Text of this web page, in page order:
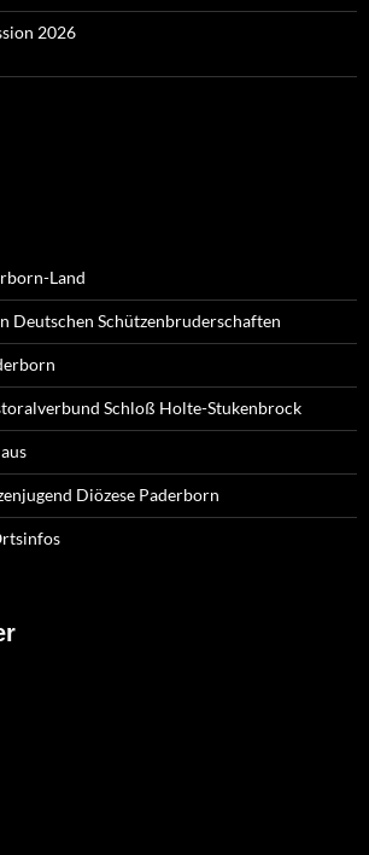
2026
Land
Deutschen Schützenbruderschaften
Schloß Holte-Stukenbrock
Diözese Paderborn